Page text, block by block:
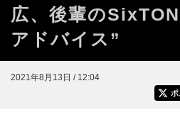
広、後輩の
アドバイス”
2021年8月13日 / 12:04
ポ